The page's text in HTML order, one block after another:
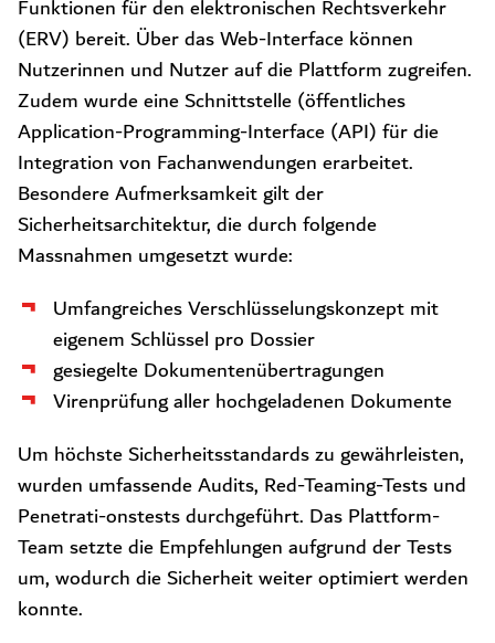
Funktionen für den elektronischen Rechtsverkehr
(ERV) bereit. Über das Web-Interface können
Nutzerinnen und Nutzer auf die Plattform zugreifen.
Zudem wurde eine Schnittstelle (öffentliches
Application-Programming-Interface (API) für die
Integration von Fachanwendungen erarbeitet.
Besondere Aufmerksamkeit gilt der
Sicherheitsarchitektur, die durch folgende
Massnahmen umgesetzt wurde:
Umfangreiches Verschlüsselungskonzept mit
eigenem Schlüssel pro Dossier
gesiegelte Dokumentenübertragungen
Virenprüfung aller hochgeladenen Dokumente
Um höchste Sicherheitsstandards zu gewährleisten,
wurden umfassende Audits, Red-Teaming-Tests und
Penetrati-onstests durchgeführt. Das Plattform-
Team setzte die Empfehlungen aufgrund der Tests
um, wodurch die Sicherheit weiter optimiert werden
konnte.